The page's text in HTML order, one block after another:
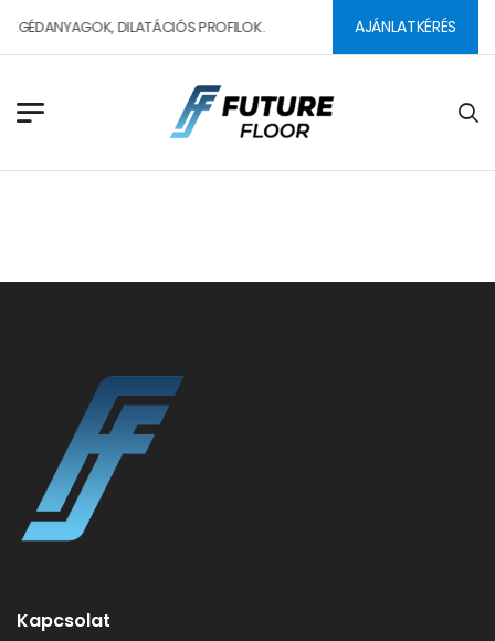
DILATÁCIÓS PROFILOK. AJÁNLATKÉRÉS
Kapcsolat